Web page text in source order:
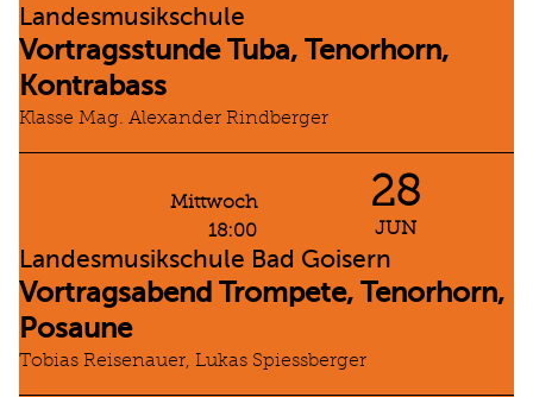
Landesmusikschule
Vortragsstunde Tuba, Tenorhorn,
Kontrabass
Klasse Mag. Alexander Rindberger
Mittwoch
18:00
28
JUN
Landesmusikschule Bad Goisern
Vortragsabend Trompete, Tenorhorn,
Posaune
Tobias Reisenauer, Lukas Spiessberger